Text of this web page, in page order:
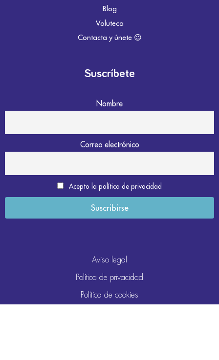
Blog
Voluteca
Contacta y únete 😉
Suscríbete
Nombre
Correo electrónico
Acepto la política de privacidad
Aviso legal
Política de privacidad
Política de cookies